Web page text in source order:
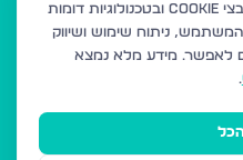
אתר רשות היחיד עושה שימוש בקבצי Cookie ובטכנולוגיות דומות
ניתוח שימוש ושיווק
לאפשר. מידע מלא נמצא
.